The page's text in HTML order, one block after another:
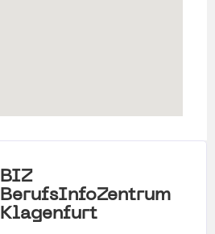
BIZ
BerufsInfoZentrum
Klagenfurt